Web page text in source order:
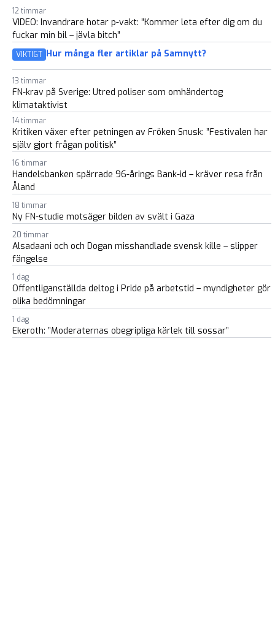
12 timmar
VIDEO: Invandrare hotar p-vakt: ”Kommer leta efter dig om du
fuckar min bil – jävla bitch”
VIKTIGT Hur många fler artiklar på Samnytt?
13 timmar
FN-krav på Sverige: Utred poliser som omhändertog
klimataktivist
14 timmar
Kritiken växer efter petningen av Fröken Snusk: ”Festivalen har
själv gjort frågan politisk”
16 timmar
Handelsbanken spärrade 96-årings Bank-id – kräver resa från
Åland
18 timmar
Ny FN-studie motsäger bilden av svält i Gaza
20 timmar
Alsadaani och och Dogan misshandlade svensk kille – slipper
fängelse
1 dag
Offentliganställda deltog i Pride på arbetstid – myndigheter gör
olika bedömningar
1 dag
Ekeroth: ”Moderaternas obegripliga kärlek till sossar”